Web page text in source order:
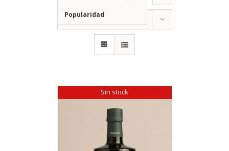
Popularidad
Mostrar 12 productos
Sin stock